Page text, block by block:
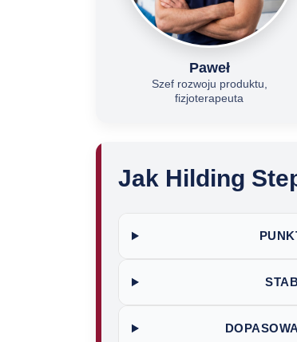
Paweł
Szef rozwoju produktu,
fizjoterapeuta
Jak Hilding